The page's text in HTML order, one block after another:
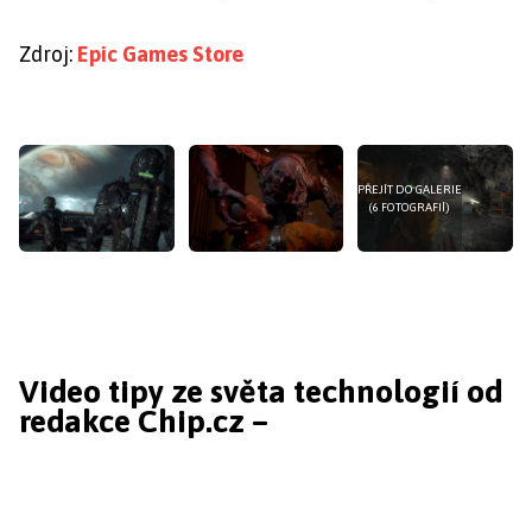
Zdroj: Epic Games Store
PŘEJÍT DO GALERIE
(6 FOTOGRAFIÍ)
Video tipy ze světa technologií od
redakce Chip.cz –